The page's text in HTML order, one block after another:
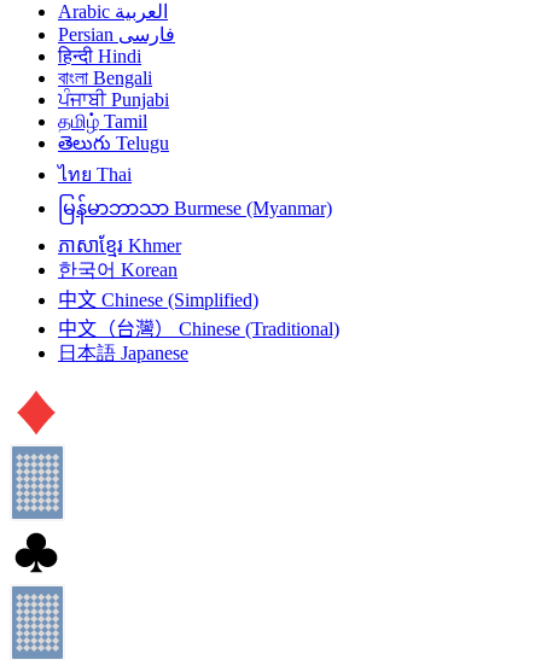
العربية Arabic
فارسی Persian
हिन्दी Hindi
বাংলা Bengali
ਪੰਜਾਬੀ Punjabi
தமிழ் Tamil
తెలుగు Telugu
ไทย Thai
မြန်မာဘာသာ Burmese (Myanmar)
ភាសាខ្មែរ Khmer
한국어 Korean
中文 Chinese (Simplified)
中文（台灣）
Chinese (Traditional)
日本語 Japanese